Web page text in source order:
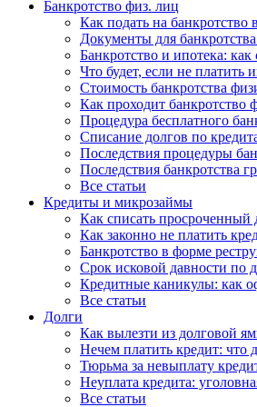
Банкротство физ. лиц
Как подать на банкротство
Документы для
Банкротство и ипотека: как
Что будет, если не платить
Стоимость банкротства
Как проходит банкротство
Процедура бесплатного
Списание долгов по
Последствия процедуры
Последствия банкротства
Все статьи
Кредиты и микрозаймы
Как списать просроченный
Как законно не платить
Банкротство в форме
Срок исковой давности по
Кредитные каникулы: как
Все статьи
Долги
Как вылезти из долговой
Нечем платить кредит: что
Тюрьма за невыплату
Неуплата кредита:
Все статьи